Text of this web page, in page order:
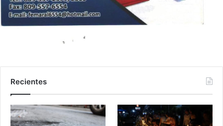
Recientes